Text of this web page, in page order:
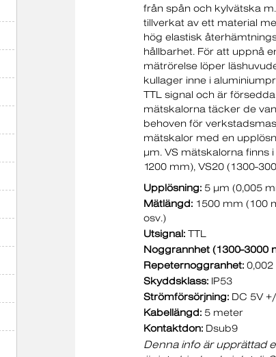
från spån och kylvätska
tillverkat av ett material
hög elastisk
hållbarhet. För att uppnå
mätrörelse löper
kullager inne i
TTL signal och är
mätskalorna täcker de
behoven för
mätskalor med en
µm. VS mätskalorna finns
1200 mm), VS20 (1300-
Upplösning: 5 µm (0,005
Mätlängd: 1500 mm (100
osv.)
Utsignal: TTL
Noggrannhet (1300-3000
Repeternoggranhet:
Skyddsklass: IP53
Strömförsörjning: DC 5V
Kabellängd: 5 meter
Kontaktdon: Dsub9
Denna info är upprättad